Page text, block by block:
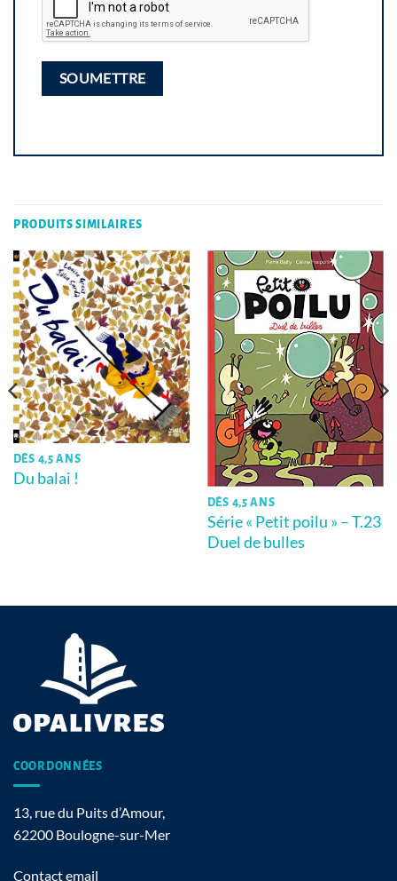
PRODUITS SIMILAIRES
DÈS 4,5 ANS
Du balai !
DÈS 4,5 ANS
Série « Petit poilu » – T.23
Duel de bulles
COORDONNÉES
13, rue du Puits d’Amour,
62200 Boulogne-sur-Mer
Contact email